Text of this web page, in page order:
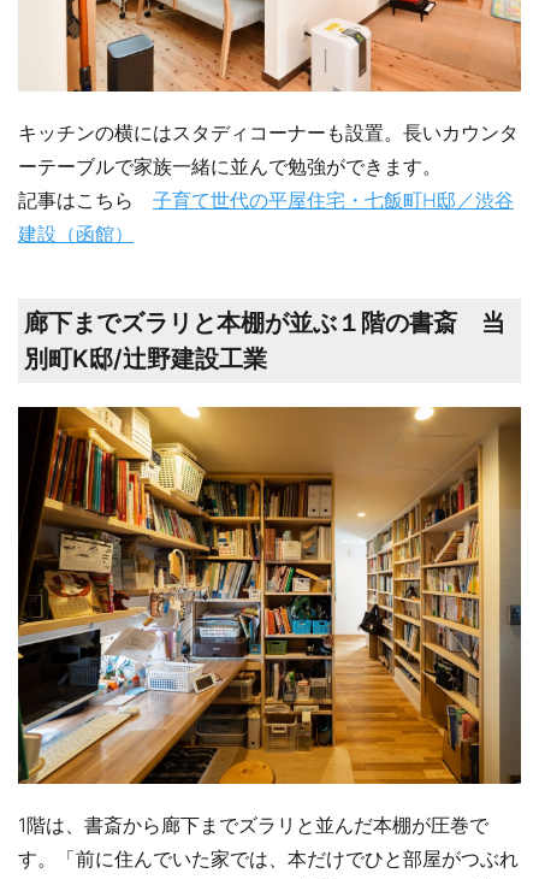
キッチンの横にはスタディコーナーも設置。長いカウンタ
ーテーブルで家族一緒に並んで勉強ができます。
記事はこちら 子育て世代の平屋住宅・七飯町H邸／渋谷
建設（函館）
廊下までズラリと本棚が並ぶ１階の書斎 当
別町K邸/辻野建設工業
1階は、書斎から廊下までズラリと並んだ本棚が圧巻で
す。「前に住んでいた家では、本だけでひと部屋がつぶれ